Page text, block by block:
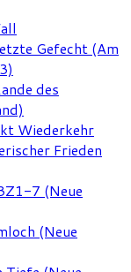
Gefecht (Am
des
Wiederkehr
Frieden
7 (Neue
(Neue